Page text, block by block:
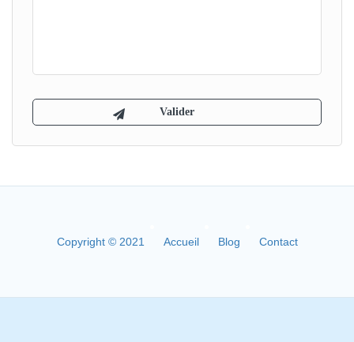
Copyright © 2021 Accueil Blog Contact